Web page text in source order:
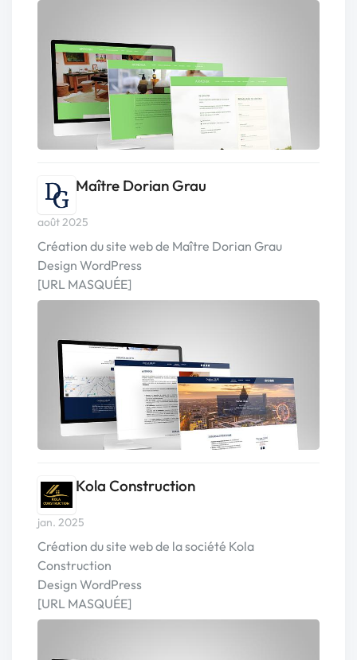
Maître Dorian Grau
août 2025
Création du site web de Maître Dorian Grau
Design WordPress
[URL MASQUÉE]
Kola Construction
jan. 2025
Création du site web de la société Kola
Construction
Design WordPress
[URL MASQUÉE]